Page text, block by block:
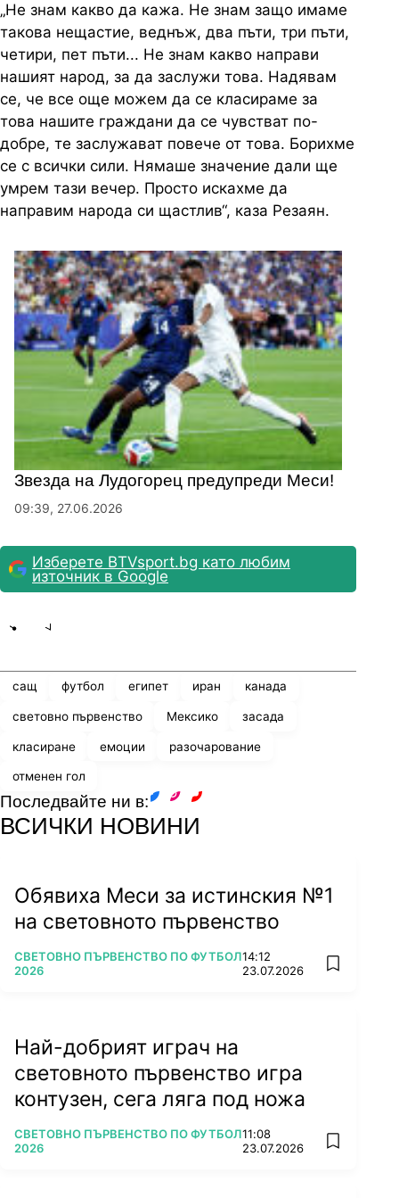
„Не знам какво да кажа. Не знам защо имаме
такова нещастие, веднъж, два пъти, три пъти,
четири, пет пъти... Не знам какво направи
нашият народ, за да заслужи това. Надявам
се, че все още можем да се класираме за
това нашите граждани да се чувстват по-
добре, те заслужават повече от това. Борихме
се с всички сили. Нямаше значение дали ще
умрем тази вечер. Просто искахме да
направим народа си щастлив“, каза Резаян.
Звезда на Лудогорец предупреди Меси!
09:39, 27.06.2026
Изберете BTVsport.bg като любим
източник в Google
сащ футбол египет иран канада
световно първенство Мексико засада
класиране емоции разочарование
отменен гол
Последвайте ни в:
ВСИЧКИ НОВИНИ
Обявиха Меси за истинския №1
на световното първенство
ПОВЕЧЕ ОТ
СВЕТОВНО ПЪРВЕНСТВО ПО ФУТБОЛ
2026
14:12
23.07.2026
add
Най-добрият играч на
световното първенство игра
контузен, сега ляга под ножа
ПОВЕЧЕ ОТ
СВЕТОВНО ПЪРВЕНСТВО ПО ФУТБОЛ
2026
11:08
23.07.2026
add